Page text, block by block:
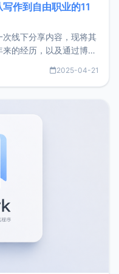
作到自由职业的11
线下分享内容，现将其
的经历，以及通过博客
产品现状。自我介绍大
2025-04-21